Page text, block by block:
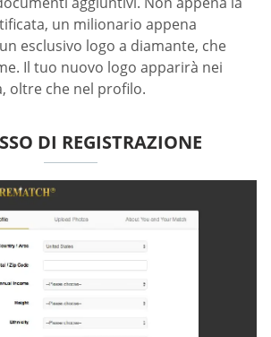
un milionario appena
esclusivo logo a diamante, che
Il tuo nuovo logo apparirà nei
oltre che nel profilo.
DI REGISTRAZIONE